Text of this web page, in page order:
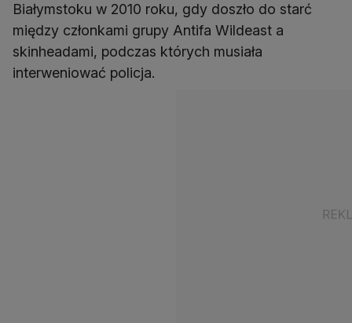
Białymstoku w 2010 roku, gdy doszło do starć
między członkami grupy Antifa Wildeast a
skinheadami, podczas których musiała
interweniować policja.